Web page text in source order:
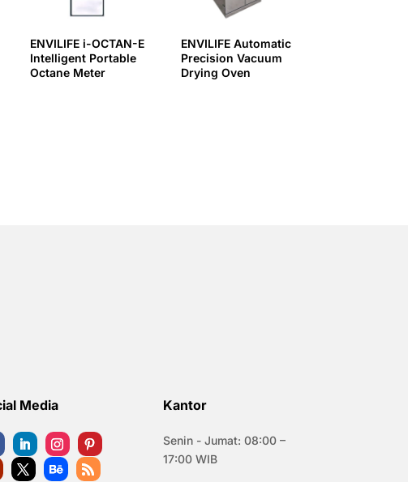
ENVILIFE i-OCTAN-E
Intelligent Portable
Octane Meter
ENVILIFE Automatic
Precision Vacuum
Drying Oven
Media Kantor
Senin - Jumat: 08:00 –
17:00 WIB